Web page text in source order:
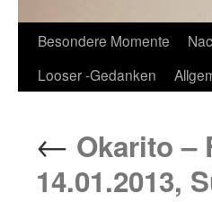
Besondere Momente
Looser -Gedanken
← Okarito –
14.01.2013,